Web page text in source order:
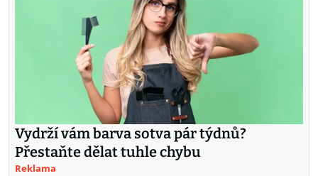
Vydrží vám barva sotva pár týdnů?
Přestaňte dělat tuhle chybu
Reklama